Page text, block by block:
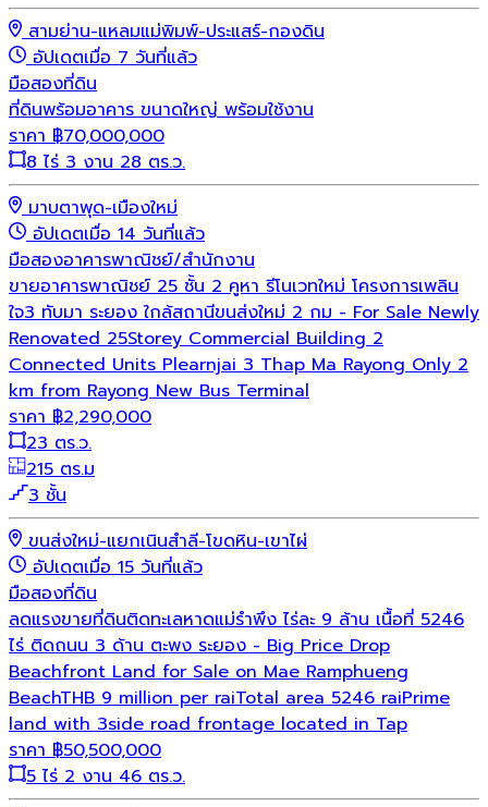
สามย่าน-แหลมแม่พิมพ์-ประแสร์-กองดิน
อัปเดตเมื่อ 7 วันที่แล้ว
มือสองที่ดิน
ที่ดินพร้อมอาคาร ขนาดใหญ่ พร้อมใช้งาน
ราคา ฿70,000,000
8 ไร่ 3 งาน 28 ตร.ว.
มาบตาพุด-เมืองใหม่
อัปเดตเมื่อ 14 วันที่แล้ว
มือสองอาคารพาณิชย์/สำนักงาน
ขายอาคารพาณิชย์ 25 ชั้น 2 คูหา รีโนเวทใหม่ โครงการเพลิน
ใจ3 ทับมา ระยอง ใกล้สถานีขนส่งใหม่ 2 กม - For Sale Newly
Renovated 25Storey Commercial Building 2
Connected Units Plearnjai 3 Thap Ma Rayong Only 2
km from Rayong New Bus Terminal
ราคา ฿2,290,000
23 ตร.ว.
215 ตร.ม
3 ชั้น
ขนส่งใหม่-แยกเนินสำลี-โขดหิน-เขาไผ่
อัปเดตเมื่อ 15 วันที่แล้ว
มือสองที่ดิน
ลดแรงขายที่ดินติดทะเลหาดแม่รำพึง ไร่ละ 9 ล้าน เนื้อที่ 5246
ไร่ ติดถนน 3 ด้าน ตะพง ระยอง - Big Price Drop
Beachfront Land for Sale on Mae Ramphueng
BeachTHB 9 million per raiTotal area 5246 raiPrime
land with 3side road frontage located in Tap
ราคา ฿50,500,000
5 ไร่ 2 งาน 46 ตร.ว.